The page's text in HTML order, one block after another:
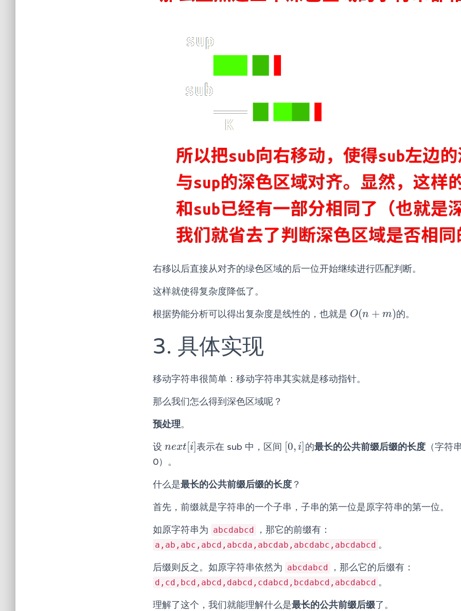
右移以后直接从对齐的绿色区域的后一位开始继续进行匹配判断。
这样就使得复杂度降低了。
根据势能分析可以得出复杂度是线性的，也就是 O(n + m)
O(n+ m) 的。
3. 具体实现
移动字符串很简单：移动字符串其实就是移动指针。
那么我们怎么得到深色区域呢？
预处理。
设 next i
next[ ] 表示在 sub 中，区间 0, i
0,i] 的最长的公共前缀后缀的长度（字符
0）。
什么是最长的公共前缀后缀的长度 ？
首先，前缀就是字符串的一个子串，子串的第一位是原字符串的第一位。
如原字符串为 abcdabcd ，那它的前缀有：
a,ab,abc,abcd,abcda,abcdab,abcdabc,abcdabcd 。
后缀则反之。如原字符串依然为 abcdabcd ，那么它的后缀有：
d,cd,bcd,abcd,dabcd,cdabcd,bcdabcd,abcdabcd 。
理解了这个，我们就能理解什么是最长的公共前缀后缀了。